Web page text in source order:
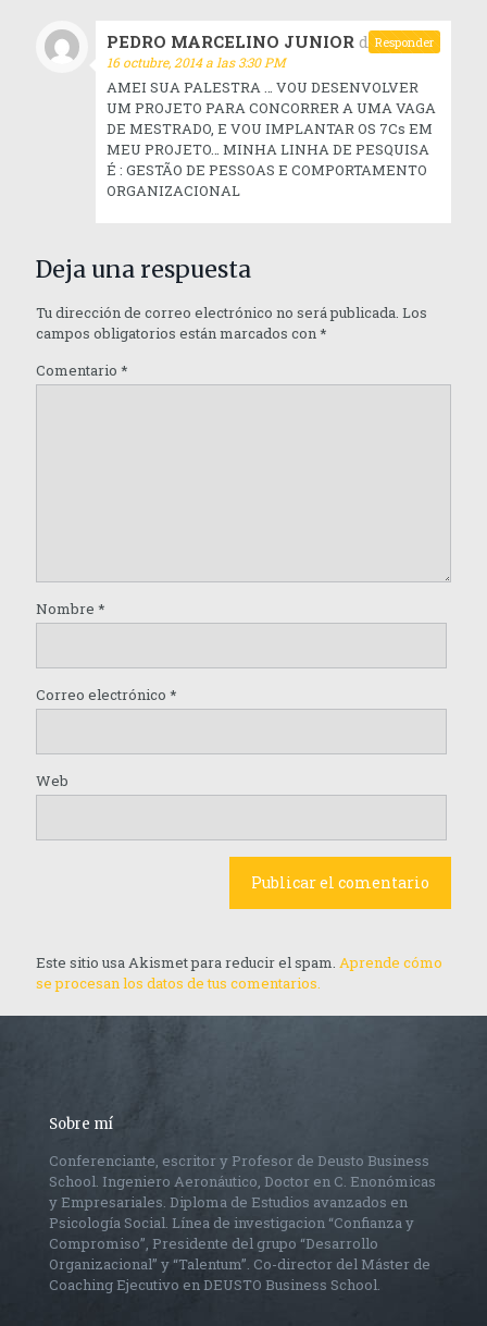
PEDRO MARCELINO JUNIOR dice:
16 octubre, 2014 a las 3:30 PM
AMEI SUA PALESTRA … VOU DESENVOLVER
UM PROJETO PARA CONCORRER A UMA VAGA
DE MESTRADO, E VOU IMPLANTAR OS 7Cs EM
MEU PROJETO… MINHA LINHA DE PESQUISA
É : GESTÃO DE PESSOAS E COMPORTAMENTO
ORGANIZACIONAL
Responder
Deja una respuesta
Tu dirección de correo electrónico no será publicada. Los
campos obligatorios están marcados con*
Comentario *
Nombre *
Correo electrónico *
Web
Este sitio usa Akismet para reducir el spam. Aprende cómo
se procesan los datos de tus comentarios.
Sobre mí
Conferenciante, escritor y Profesor de Deusto Business
School. Ingeniero Aeronáutico, Doctor en C. Enonómicas
y Empresariales. Diploma de Estudios avanzados en
Psicología Social. Línea de investigacion “Confianza y
Compromiso”, Presidente del grupo “Desarrollo
Organizacional” y “Talentum”. Co-director del Máster de
Coaching Ejecutivo en DEUSTO Business School.